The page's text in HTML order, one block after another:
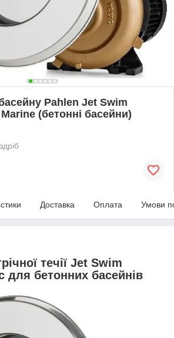
Pahlen Jet Swim
(бетонні басейни)
Доставка Оплата Умови
течії Jet Swim
для бетонних басейнів